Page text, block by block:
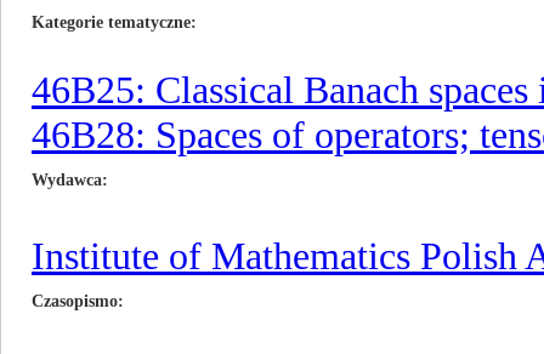
Kategorie tematyczne
46B25: Classical Banach
46B28: Spaces of operators;
Wydawca
Institute of Mathematics Polish
Czasopismo